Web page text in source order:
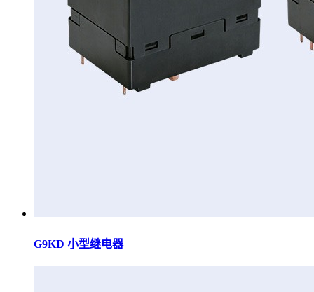
G9KD 小型继电器